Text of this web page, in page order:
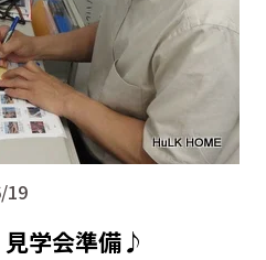
19
見学会準備♪